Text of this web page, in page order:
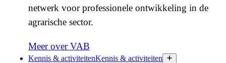
netwerk voor professionele ontwikkeling in de
agrarische sector.
Meer over VAB
Kennis & activiteitenKennis & activiteiten